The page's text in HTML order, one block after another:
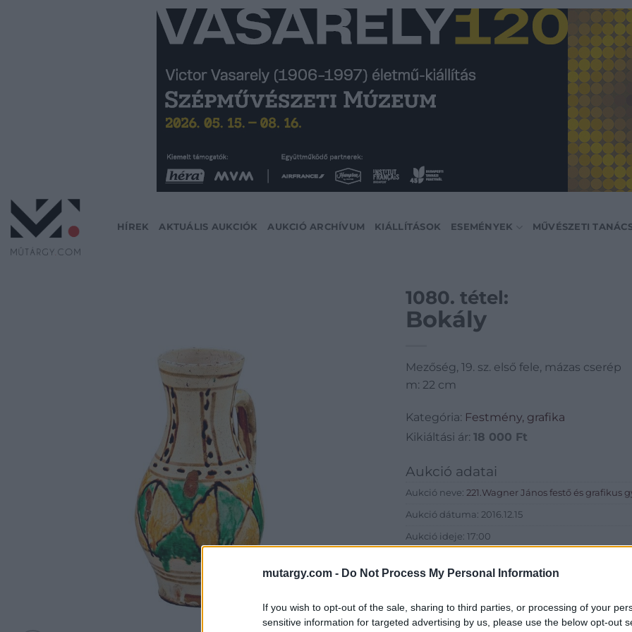
mutargy.com - Do Not Process My Personal Information
If you wish to opt-out of the sale, sharing to third parties, or processing of your
sensitive information for targeted advertising by us, please use the below opt-out
HÍREK AKTUÁLIS AUKCIÓK AUKCIÓ ARCHÍVUM KIÁLLÍTÁSOK ESEMÉNYEK MŰVÉSZETI
1080. tétel:
Bokály
Mezőség, 19. sz. első fele, mázas cserép
m: 22 cm
Kategória: Festmény, grafika
Kikiáltási ár: 18 000 Ft
Aukció adatai
Aukció neve: 221.Wagner János festő és grafikus
Aukció dátuma: 2016.12.15
Aukció ideje: 17:00
Tételszám: 1080
Eladó adatai